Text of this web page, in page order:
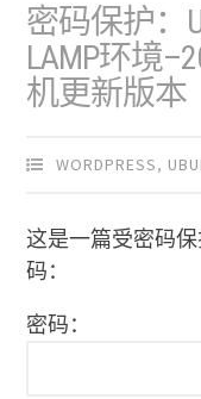
密码保护：
LAMP环境
机更新版本
WORDPRESS,
这是一篇受密码
码：
密码：